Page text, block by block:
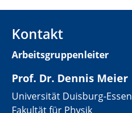
Kontakt
Arbeitsgruppenleiter
Prof. Dr. Dennis Meier
Universität Duisburg-Essen
Fakultät für Physik